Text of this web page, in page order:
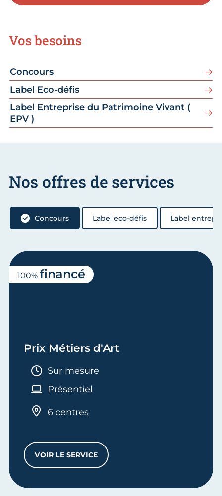
Vos besoins
Concours
Label Eco-défis
Label Entreprise du Patrimoine Vivant (
EPV )
Nos offres de services
Concours Label eco-défis Label
Prix Métiers d'Art
Durée :
Sur mesure
Présentiel
6 centres
VOIR LE SERVICEPRIX MÉTIERS D'ART
100% financé